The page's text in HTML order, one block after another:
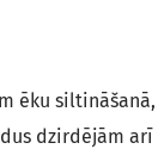
ēku
dzirdējām arī